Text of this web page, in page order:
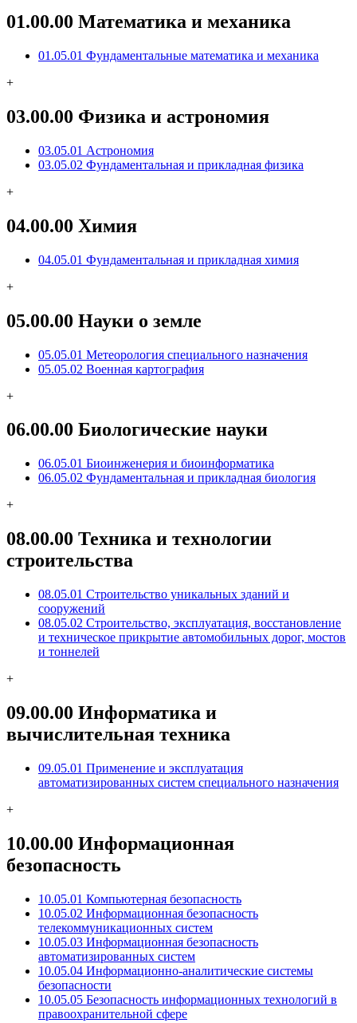
01.00.00 Математика и механика
01.05.01 Фундаментальные математика и механика
+
03.00.00 Физика и астрономия
03.05.01 Астрономия
03.05.02 Фундаментальная и прикладная физика
+
04.00.00 Химия
04.05.01 Фундаментальная и прикладная химия
+
05.00.00 Науки о земле
05.05.01 Метеорология специального назначения
05.05.02 Военная картография
+
06.00.00 Биологические науки
06.05.01 Биоинженерия и биоинформатика
06.05.02 Фундаментальная и прикладная биология
+
08.00.00 Техника и технологии
строительства
08.05.01 Строительство уникальных зданий и
сооружений
08.05.02 Строительство, эксплуатация, восстановление
и техническое прикрытие автомобильных дорог, мостов
и тоннелей
+
09.00.00 Информатика и
вычислительная техника
09.05.01 Применение и эксплуатация
автоматизированных систем специального назначения
+
10.00.00 Информационная
безопасность
10.05.01 Компьютерная безопасность
10.05.02 Информационная безопасность
телекоммуникационных систем
10.05.03 Информационная безопасность
автоматизированных систем
10.05.04 Информационно-аналитические системы
безопасности
10.05.05 Безопасность информационных технологий в
правоохранительной сфере